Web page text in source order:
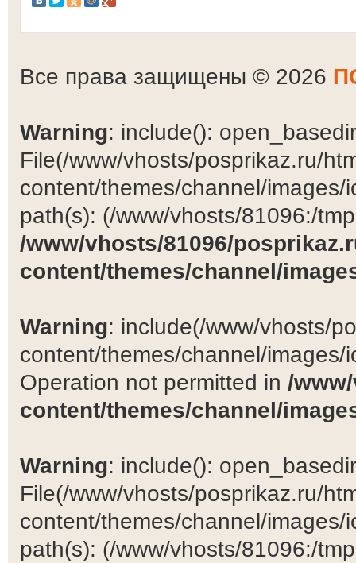
Все права защищены © 2026
Warning: include():
File(/www/vhosts/posprikaz.ru/
content/themes/channel/
path(s): (/www/vhosts/81096:/
/www/vhosts/81096/
content/themes/channel/
Warning: include(/www/vhosts/
content/themes/channel/
Operation not permitted in /
content/themes/channel/
Warning: include():
File(/www/vhosts/posprikaz.ru/
content/themes/channel/
path(s): (/www/vhosts/81096:/